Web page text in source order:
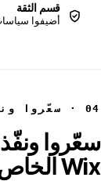
قسم الثقة
أضيفوا
04 · سعّروا ونفّذوا ووسّعوا
سعّروا
Wix الخاص بكم